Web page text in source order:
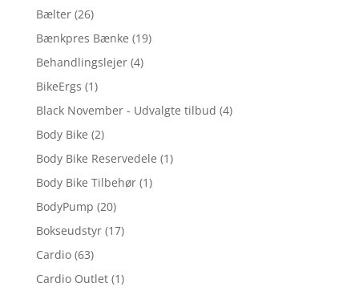
Bælter (26)
Bænkpres Bænke (19)
Behandlingslejer (4)
BikeErgs (1)
Black November - Udvalgte tilbud (4)
Body Bike (2)
Body Bike Reservedele (1)
Body Bike Tilbehør (1)
BodyPump (20)
Bokseudstyr (17)
Cardio (63)
Cardio Outlet (1)